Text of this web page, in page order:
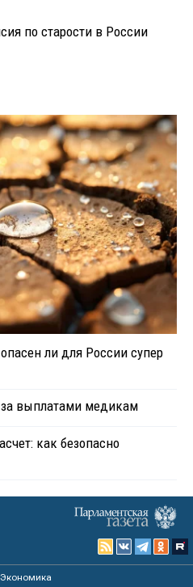
по старости в России
ли для России супер
выплатами медикам
как безопасно
Экономика